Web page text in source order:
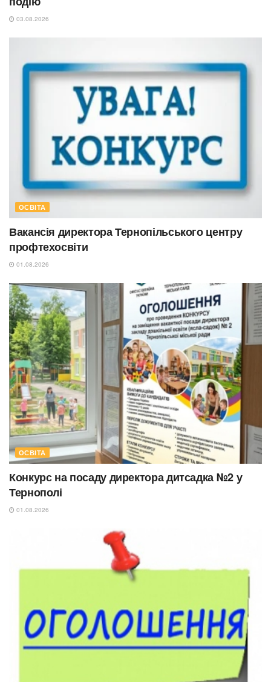
03.08.2026
ОСВІТА
Вакансія директора Тернопільського центру
профтехосвіти
01.08.2026
ОСВІТА
Конкурс на посаду директора дитсадка №2 у
Тернополі
01.08.2026